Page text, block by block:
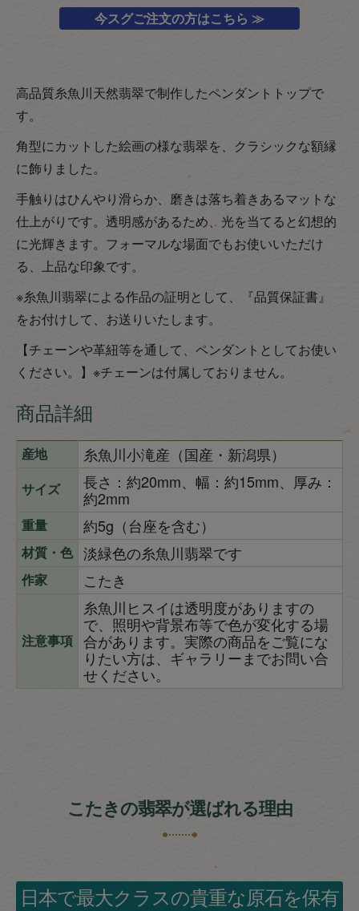
今スグご注文の方はこちら ≫
高品質糸魚川天然翡翠で制作したペンダントトップで
す。
角型にカットした絵画の様な翡翠を、クラシックな額縁
に飾りました。
手触りはひんやり滑らか、磨きは落ち着きあるマットな
仕上がりです。透明感があるため、光を当てると幻想的
に光輝きます。フォーマルな場面でもお使いいただけ
る、上品な印象です。
※糸魚川翡翠による作品の証明として、『品質保証書』
をお付けして、お送りいたします。
【チェーンや革紐等を通して、ペンダントとしてお使い
ください。】※チェーンは付属しておりません。
商品詳細
産地 糸魚川小滝産（国産・新潟県）
サイズ
長さ：約20mm、幅：約15mm、厚み：
約2mm
重量 約5g（台座を含む）
材質・色 淡緑色の糸魚川翡翠です
作家 こたき
注意事項
糸魚川ヒスイは透明度がありますの
で、照明や背景布等で色が変化する場
合があります。実際の商品をご覧にな
りたい方は、ギャラリーまでお問い合
せください。
こたきの翡翠が選ばれる理由
日本で最大クラスの貴重な原石を保有